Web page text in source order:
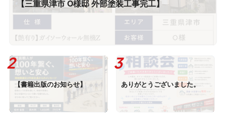
【三重県津市 O様邸 外部塗装工事完工】
【書籍出版のお知らせ】 ありがとうございました。